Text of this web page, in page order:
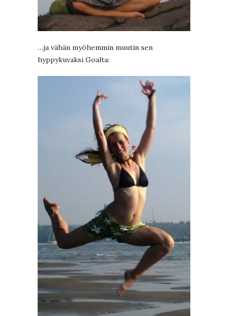
…ja vähän myöhemmin muutin sen
hyppykuvaksi Goalta: